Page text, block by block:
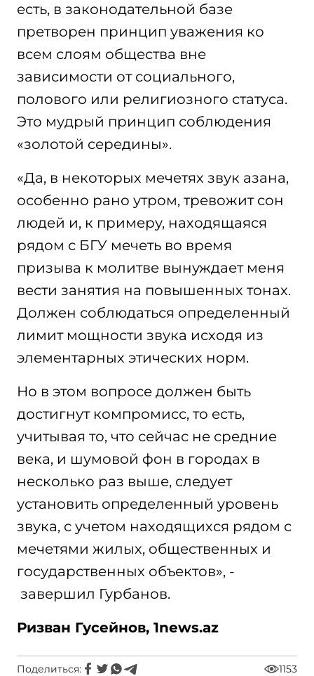
есть, в законодательной базе
претворен принцип уважения ко
всем слоям общества вне
зависимости от социального,
полового или религиозного статуса.
Это мудрый принцип соблюдения
«золотой середины».
«Да, в некоторых мечетях звук азана,
особенно рано утром, тревожит сон
людей и, к примеру, находящаяся
рядом с БГУ мечеть во время
призыва к молитве вынуждает меня
вести занятия на повышенных тонах.
Должен соблюдаться определенный
лимит мощности звука исходя из
элементарных этических норм.
Но в этом вопросе должен быть
достигнут компромисс, то есть,
учитывая то, что сейчас не средние
века, и шумовой фон в городах в
несколько раз выше, следует
установить определенный уровень
звука, с учетом находящихся рядом с
мечетями жилых, общественных и
государственных объектов», -
завершил Гурбанов.
Ризван Гусейнов, 1news.az
Поделиться: 1153